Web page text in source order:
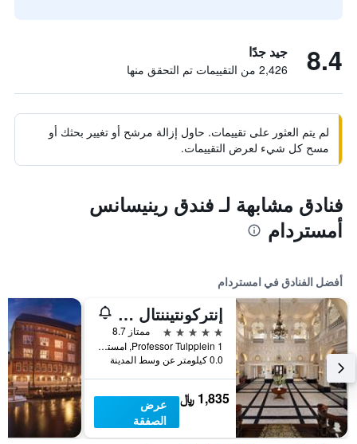
8.4 جيد جدًا
2,426 من التقييمات تم التحقق منها
لم يتم العثور على تقييمات. حاول إزالة مرشح أو تغيير بحثك أو
مسح كل شيء لعرض التقييمات.
فنادق مشابهة لـ فندق رينيسانس
أمستردام
أفضل الفنادق في امستردام
إنتركونتيننتال أمستل أمستردام
5 نجوم
ممتاز 8.7
Professor Tulpplein 1, امستردام, مقاطعة شمال هولندا, هولندا
0.0 كيلومتر عن وسط المدينة
1,835 ﷼
عرض
الصفقة